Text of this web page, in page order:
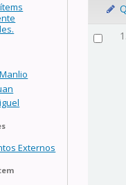
Externos
1.